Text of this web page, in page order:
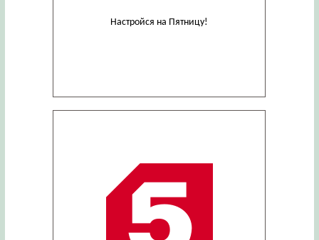
Настройся на Пятницу!